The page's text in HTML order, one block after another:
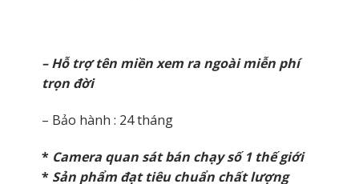
– Hỗ trợ tên miền xem ra ngoài miễn phí
trọn đời
– Bảo hành : 24 tháng
* Camera quan sát bán chạy số 1 thế giới
* Sản phẩm đạt tiêu chuẩn chất lượng